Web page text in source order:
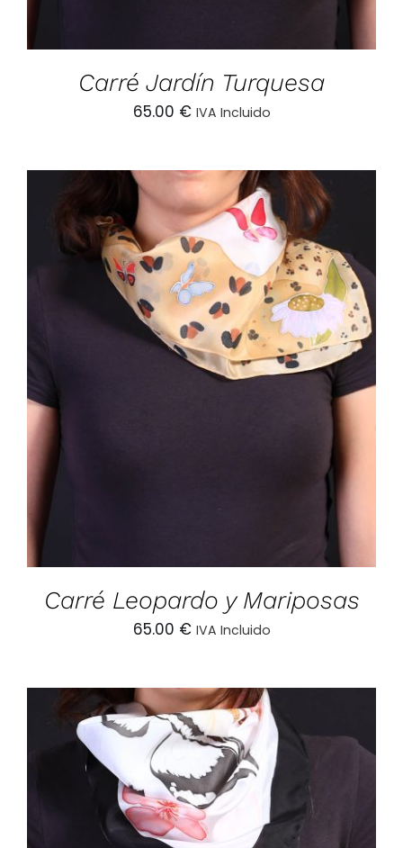
Carré Jardín Turquesa
65.00 € IVA Incluido
AÑADIR AL CARRITO / DETALLES
Carré Leopardo y Mariposas
65.00 € IVA Incluido